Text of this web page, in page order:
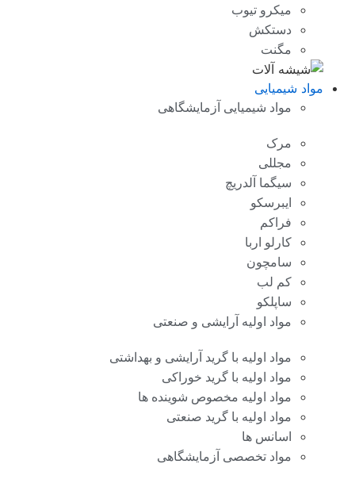
میکرو تیوب
دستکش
مگنت
مواد شیمیایی
مواد شیمیایی آزمایشگاهی
مرک
مجللی
سیگما آلدریچ
ایبرسکو
فراکم
کارلو اربا
سامچون
کم لب
ساپلکو
مواد اولیه آرایشی و صنعتی
مواد اولیه با گرید آرایشی و بهداشتی
مواد اولیه با گرید خوراکی
مواد اولیه مخصوص شوینده ها
مواد اولیه با گرید صنعتی
اسانس ها
مواد تخصصی آزمایشگاهی